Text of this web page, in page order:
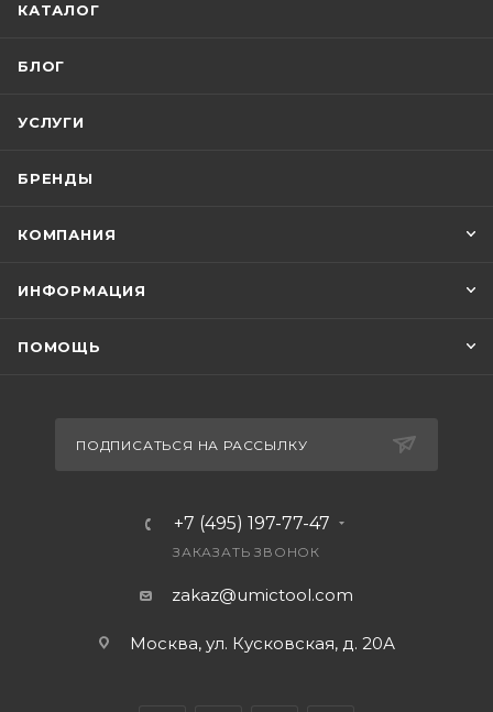
КАТАЛОГ
БЛОГ
УСЛУГИ
БРЕНДЫ
КОМПАНИЯ
ИНФОРМАЦИЯ
ПОМОЩЬ
ПОДПИСАТЬСЯ НА РАССЫЛКУ
+7 (495) 197-77-47
ЗАКАЗАТЬ ЗВОНОК
zakaz@umictool.com
Москва, ул. Кусковская, д. 20А